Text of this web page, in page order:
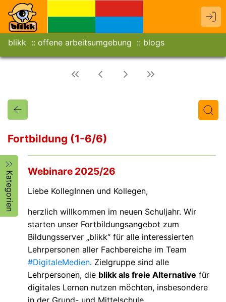
blikk offene arbeitsumgebung blogs
Fortbildung (1-6/6)
Kategorien Webinare 2025/26
Liebe KollegInnen und Kollegen,
herzlich willkommen im neuen Schuljahr. Wir
starten unser Fortbildungsangebot zum
Bildungsserver „blikk“ für alle interessierten
Lehrpersonen aller Fachbereiche im Team
#DigitaleMedien. Zielgruppe sind alle
Lehrpersonen, die blikk als freie Alternative für
digitales Lernen nutzen möchten, insbesondere
in der Grund- und Mittelschule.